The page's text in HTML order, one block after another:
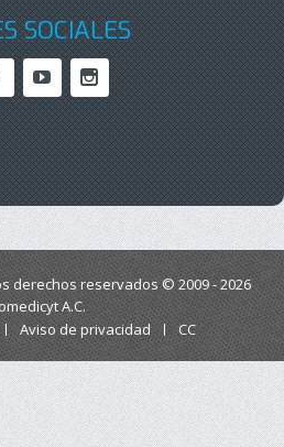
SOCIALES
derechos reservados © 2009 - 2026
A.C.
Aviso de privacidad CC